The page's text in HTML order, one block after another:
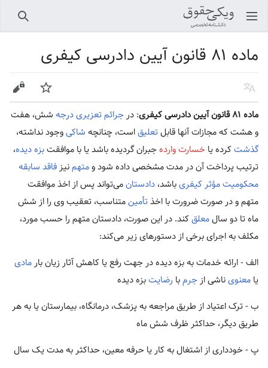
باز کردن منو اصلی جستجو
ماده ۸۱ قانون آیین دادرسی کیفری
زبان پیگیری ویرایش
ماده ۸۱ قانون آیین دادرسی کیفری : درجرائم تعزیریدرجه شش، هفت
و هشت که مجازات آنها قابلتعلیقاست، چنانچه شاکیوجود نداشته،
گذشتکرده یا خسارت واردهجبران گردیده باشد یا با موافقتبزه دیده،
ترتیب پرداخت آن در مدت مشخصی داده شود ومتهمنیزفاقد سابقه
محکومیت مؤثر کیفریباشد، دادستانمی‌تواند پس از اخذ موافقت
متهم و در صورت ضرورت با اخذتأمینمتناسب، تعقیب وی را از شش
ماه تا دو سالمعلقکند. در این صورت، دادستان متهم را حسب مورد،
مکلف به اجرای برخی از دستورهای زیر می‌کند:
الف - ارائه خدمات به بزه دیده در جهت رفع یا کاهش آثار زیان بارمادی
یا معنویناشی ازجرمبا رضایتبزه دیده
ب - ترک اعتیاد از طریق مراجعه به پزشک، درمانگاه، بیمارستان یا به هر
طریق دیگر، حداکثر ظرف شش ماه
پ - خودداری از اشتغال به کار یا حرفه معین، حداکثر به مدت یک سال